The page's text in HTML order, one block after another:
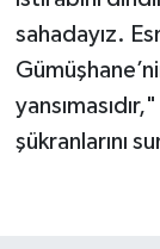
sahadayız.
şükranlarını